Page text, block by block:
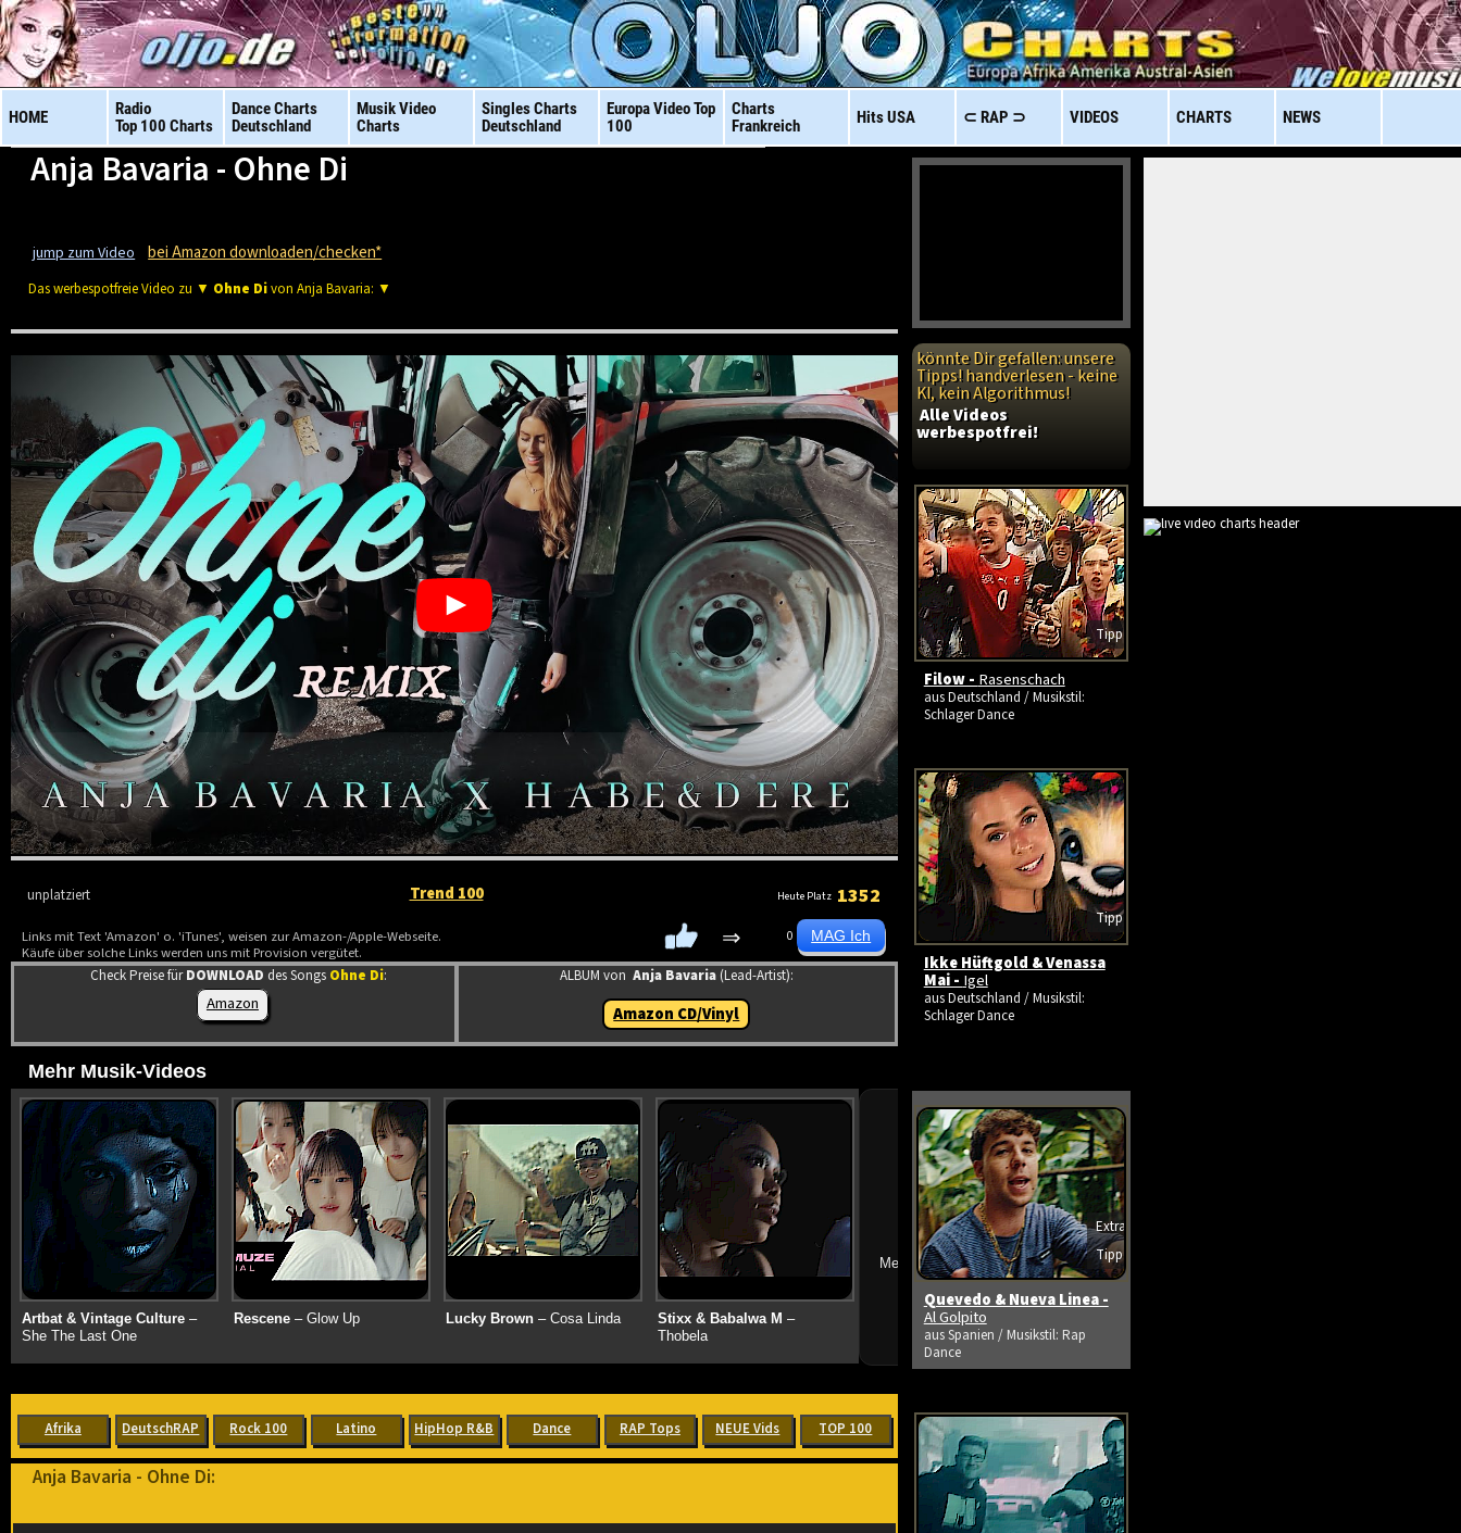
HOME
Radio
Top 100 Charts
Dance Charts
Deutschland
Musik Video
Charts
Singles Charts
Deutschland
Europa VideoTop
100
Charts
Frankreich
HitsUSA ⊂ RAP ⊃ VIDEOS CHARTS NEWS
Anja Bavaria - Ohne Di
jump zum Video bei Amazon downloaden/checken*
Das werbespotfreie Video zu ▼ Ohne Divon Anja Bavaria: ▼
unplatziert Trend 100 Heute Platz 1352
Links mit Text 'Amazon' o. 'iTunes', weisen zur Amazon-/Apple-Webseite.
Käufe über solche Links werden uns mit Provision vergütet.
⇒ 0
Check Preise fürDOWNLOAD des Songs Ohne Di:
Amazon
ALBUM von Anja Bavaria(Lead-Artist):
Amazon CD/Vinyl
Mehr Musik-Videos
Artbat & Vintage Culture–
She The Last One
Rescene– Glow Up Lucky Brown– Cosa Linda Stixx & Babalwa M –
Thobela
➔
Mehr neue Vids ansehen
Afrika DeutschRAP Rock 100 Latino HipHop R&B Dance RAP Tops NEUE Vids TOP 100
Anja Bavaria - Ohne Di:
könnte Dir gefallen: unsere
Tipps! handverlesen - keine
KI, kein Algorithmus!
Alle Videos
werbespotfrei!
Tipp
Filow - Rasenschach
aus Deutschland / Musikstil:
Schlager Dance
Tipp
Ikke Hüftgold & Venassa
Mai - Igel
aus Deutschland / Musikstil:
Schlager Dance
Extra
Tipp
Quevedo & Nueva Linea -
Al Golpito
aus Spanien / Musikstil: Rap
Dance